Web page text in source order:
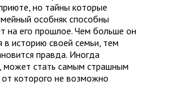
но тайны которые
особняк способны
на его прошлое. Чем больше он
в историю своей семьи, тем
правда. Иногда
может стать самым страшным
которого не возможно